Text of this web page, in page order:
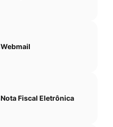
Webmail
Nota Fiscal Eletrônica